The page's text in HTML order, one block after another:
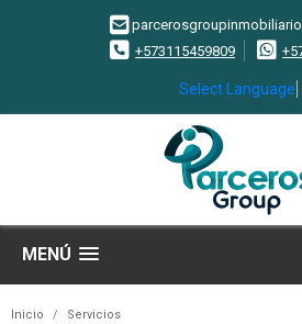
+573115459809
Select Language
MENÚ
Inicio Servicios